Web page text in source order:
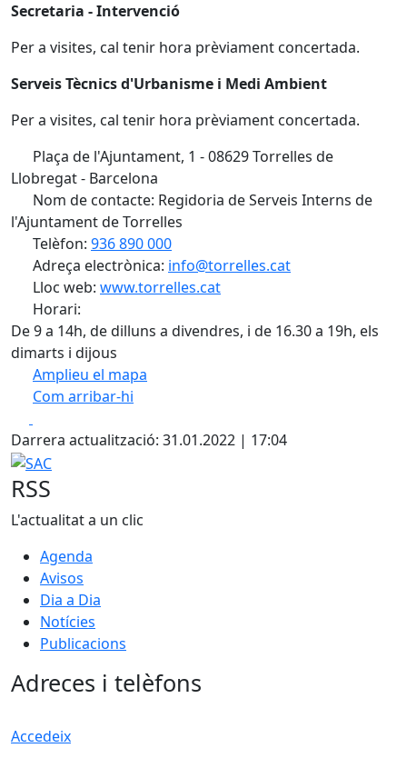
Secretaria - Intervenció
Per a visites, cal tenir hora prèviament concertada.
Serveis Tècnics d'Urbanisme i Medi Ambient
Per a visites, cal tenir hora prèviament concertada.
Plaça de l'Ajuntament, 1 - 08629 Torrelles de
Llobregat - Barcelona
Nom de contacte: Regidoria de Serveis Interns de
l'Ajuntament de Torrelles
Telèfon: 936 890 000
Adreça electrònica: info@torrelles.cat
Lloc web: www.torrelles.cat
Horari:
De 9 a 14h, de dilluns a divendres, i de 16.30 a 19h, els
dimarts i dijous
Amplieu el mapa
Com arribar-hi
+
−
Darrera actualització: 31.01.2022 | 17:04
SAC
RSS
L'actualitat a un clic
Agenda
Avisos
Dia a Dia
Notícies
Publicacions
Adreces i telèfons
Accedeix